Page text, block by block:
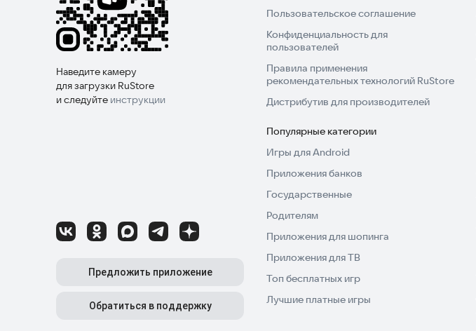
Наведите камеру
для загрузки RuStore
и следуйте инструкции
Предложить приложение
Обратиться в поддержку
Пользовательское соглашение
Конфиденциальность для
пользователей
Правила применения
рекомендательных технологий RuStore
Дистрибутив для производителей
Популярные категории
Игры для Android
Приложения банков
Государственные
Родителям
Приложения для шопинга
Приложения для ТВ
Топ бесплатных игр
Лучшие платные игры